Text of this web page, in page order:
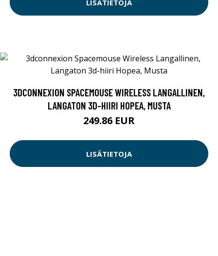
LISÄTIETOJA
3DCONNEXION SPACEMOUSE WIRELESS LANGALLINEN,
LANGATON 3D-HIIRI HOPEA, MUSTA
249.86 EUR
LISÄTIETOJA